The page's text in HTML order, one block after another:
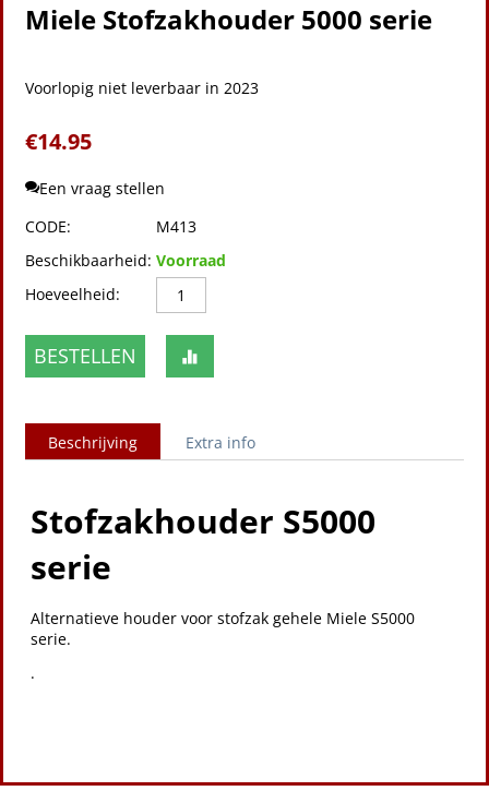
Miele Stofzakhouder 5000 serie
Voorlopig niet leverbaar in 2023
€14.95
Een vraag stellen
CODE:
M413
Beschikbaarheid: Voorraad
Hoeveelheid:
BESTELLEN
Beschrijving Extra info
Stofzakhouder S5000
serie
Alternatieve houder voor stofzak gehele Miele S5000
serie.
.